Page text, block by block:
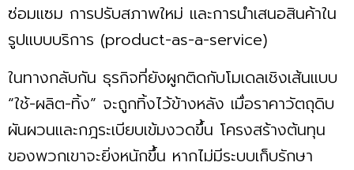
ซ่อมแซม การปรับสภาพใหม่ และการนำเสนอสินค้าใน
รูปแบบบริการ (product-as-a-service)
ในทางกลับกัน ธุรกิจที่ยังผูกติดกับโมเดลเชิงเส้นแบบ
“ใช้-ผลิต-ทิ้ง” จะถูกทิ้งไว้ข้างหลัง เมื่อราคาวัตถุดิบ
ผันผวนและกฎระเบียบเข้มงวดขึ้น โครงสร้างต้นทุน
ของพวกเขาจะยิ่งหนักขึ้น หากไม่มีระบบเก็บรักษา